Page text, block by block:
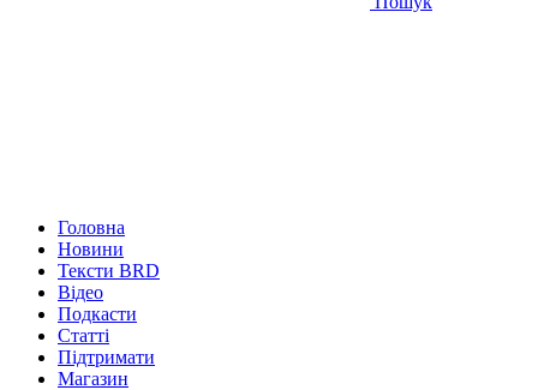
Головна
Новини
Тексти BRD
Відео
Подкасти
Статті
Підтримати
Магазин